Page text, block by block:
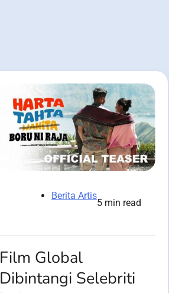
Berita Artis
5 min read
Film Global
Dibintangi Selebriti